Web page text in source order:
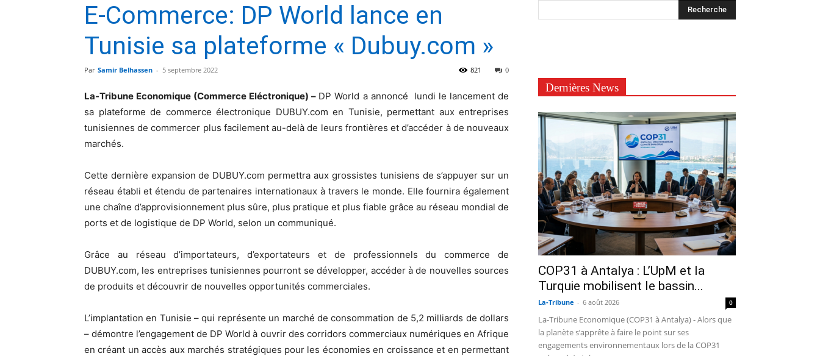
E-Commerce: DP World lance en
Tunisie sa plateforme « Dubuy.com »
Par Samir Belhassen - 5 septembre 2022 0
821
La-Tribune Economique (Commerce Eléctronique) – DP World a annoncé lundi le lancement de
sa plateforme de commerce électronique DUBUY.com en Tunisie, permettant aux entreprises
tunisiennes de commercer plus facilement au-delà de leurs frontières et d’accéder à de nouveaux
marchés.
Cette dernière expansion de DUBUY.com permettra aux grossistes tunisiens de s’appuyer sur un
réseau établi et étendu de partenaires internationaux à travers le monde. Elle fournira également
une chaîne d’approvisionnement plus sûre, plus pratique et plus fiable grâce au réseau mondial de
ports et de logistique de DP World, selon un communiqué.
Grâce au réseau d’importateurs, d’exportateurs et de professionnels du commerce de
DUBUY.com, les entreprises tunisiennes pourront se développer, accéder à de nouvelles sources
de produits et découvrir de nouvelles opportunités commerciales.
L’implantation en Tunisie – qui représente un marché de consommation de 5,2 milliards de dollars
– démontre l’engagement de DP World à ouvrir des corridors commerciaux numériques en Afrique
en créant un accès aux marchés stratégiques pour les économies en croissance et en permettant
Dernières News
COP31 à Antalya : L’UpM et la
Turquie mobilisent le bassin...
La-Tribune - 6 août 2026 0
La-Tribune Economique (COP31 à Antalya) - Alors que
la planète s’apprête à faire le point sur ses
engagements environnementaux lors de la COP31